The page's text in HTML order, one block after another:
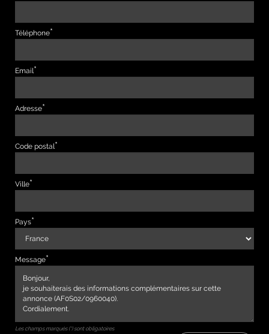
Téléphone
Email
Adresse
Code postal
Ville
Pays
Message
Les champs marqués (*) sont obligatoires